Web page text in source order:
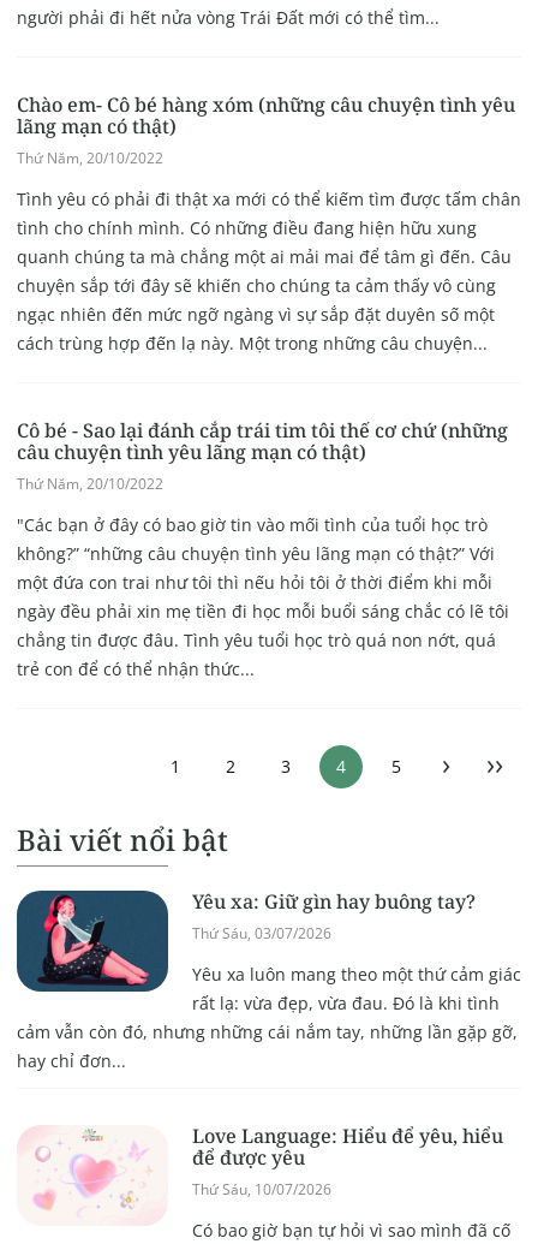
người phải đi hết nửa vòng Trái Đất mới có thể tìm...
Chào em- Cô bé hàng xóm (những câu chuyện tình yêu
lãng mạn có thật)
Thứ Năm, 20/10/2022
Tình yêu có phải đi thật xa mới có thể kiếm tìm được tấm chân
tình cho chính mình. Có những điều đang hiện hữu xung
quanh chúng ta mà chẳng một ai mải mai để tâm gì đến. Câu
chuyện sắp tới đây sẽ khiến cho chúng ta cảm thấy vô cùng
ngạc nhiên đến mức ngỡ ngàng vì sự sắp đặt duyên số một
cách trùng hợp đến lạ này. Một trong những câu chuyện...
Cô bé - Sao lại đánh cắp trái tim tôi thế cơ chứ (những
câu chuyện tình yêu lãng mạn có thật)
Thứ Năm, 20/10/2022
"Các bạn ở đây có bao giờ tin vào mối tình của tuổi học trò
không?” “những câu chuyện tình yêu lãng mạn có thật?” Với
một đứa con trai như tôi thì nếu hỏi tôi ở thời điểm khi mỗi
ngày đều phải xin mẹ tiền đi học mỗi buổi sáng chắc có lẽ tôi
chẳng tin được đâu. Tình yêu tuổi học trò quá non nớt, quá
trẻ con để có thể nhận thức...
1 2 3 4 5 ›
››
Bài viết nổi bật
Yêu xa: Giữ gìn hay buông tay?
Thứ Sáu, 03/07/2026
Yêu xa luôn mang theo một thứ cảm giác
rất lạ: vừa đẹp, vừa đau. Đó là khi tình
cảm vẫn còn đó, nhưng những cái nắm tay, những lần gặp gỡ,
hay chỉ đơn...
Love Language: Hiểu để yêu, hiểu
để được yêu
Thứ Sáu, 10/07/2026
Có bao giờ bạn tự hỏi vì sao mình đã cố